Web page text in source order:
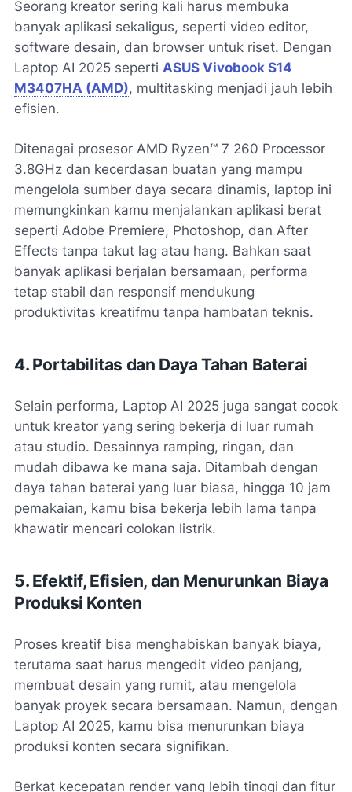
Seorang kreator sering kali harus membuka
banyak aplikasi sekaligus, seperti video editor,
software desain, dan browser untuk riset. Dengan
Laptop AI 2025 seperti ASUS Vivobook S14
M3407HA (AMD), multitasking menjadi jauh lebih
efisien.
Ditenagai prosesor AMD Ryzen™ 7 260 Processor
3.8GHz dan kecerdasan buatan yang mampu
mengelola sumber daya secara dinamis, laptop ini
memungkinkan kamu menjalankan aplikasi berat
seperti Adobe Premiere, Photoshop, dan After
Effects tanpa takut lag atau hang. Bahkan saat
banyak aplikasi berjalan bersamaan, performa
tetap stabil dan responsif mendukung
produktivitas kreatifmu tanpa hambatan teknis.
4. Portabilitas dan Daya Tahan Baterai
Selain performa, Laptop AI 2025 juga sangat cocok
untuk kreator yang sering bekerja di luar rumah
atau studio. Desainnya ramping, ringan, dan
mudah dibawa ke mana saja. Ditambah dengan
daya tahan baterai yang luar biasa, hingga 10 jam
pemakaian, kamu bisa bekerja lebih lama tanpa
khawatir mencari colokan listrik.
5. Efektif, Efisien, dan Menurunkan Biaya
Produksi Konten
Proses kreatif bisa menghabiskan banyak biaya,
terutama saat harus mengedit video panjang,
membuat desain yang rumit, atau mengelola
banyak proyek secara bersamaan. Namun, dengan
Laptop AI 2025, kamu bisa menurunkan biaya
produksi konten secara signifikan.
Berkat kecepatan render yang lebih tinggi dan fitur